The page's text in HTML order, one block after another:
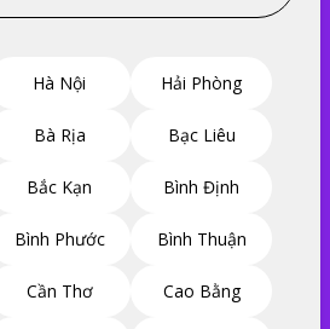
Hà Nội Hải Phòng
Bà Rịa Bạc Liêu
Bắc Kạn Bình Định
Bình Phước Bình Thuận
Cần Thơ Cao Bằng